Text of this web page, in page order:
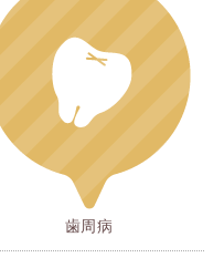
歯周病